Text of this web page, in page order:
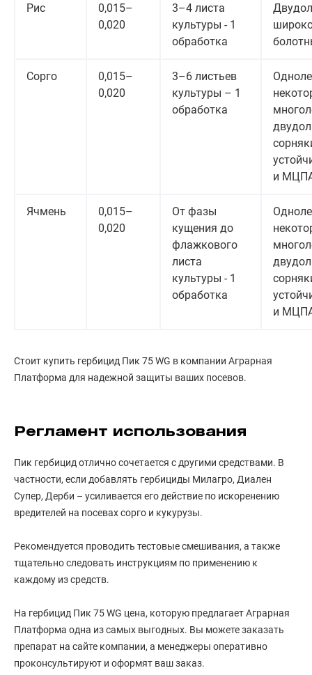
Рис
0,015–
0,020
3–4 листа
культуры - 1
обработка
Сорго
0,015–
0,020
3–6 листьев
культуры – 1
обработка
и
Ячмень
0,015–
0,020
От фазы
кущения до
флажкового
листа
культуры - 1
обработка
и
Стоит купить гербицид Пик 75 WG в компании Аграрная
Платформа для надежной защиты ваших посевов.
Регламент использования
Пик гербицид отлично сочетается с другими средствами. В
частности, если добавлять гербициды Милагро, Диален
Супер, Дерби – усиливается его действие по искоренению
вредителей на посевах сорго и кукурузы.
Рекомендуется проводить тестовые смешивания, а также
тщательно следовать инструкциям по применению к
каждому из средств.
На гербицид Пик 75 WG цена, которую предлагает Аграрная
Платформа одна из самых выгодных. Вы можете заказать
препарат на сайте компании, а менеджеры оперативно
проконсультируют и оформят ваш заказ.